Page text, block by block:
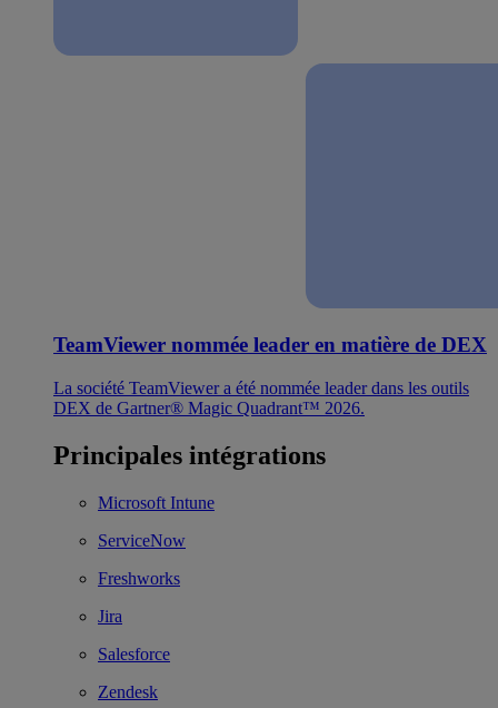
TeamViewer nommée leader en matière de DEX
La société TeamViewer a été nommée leader dans les outils
DEX de Gartner® Magic Quadrant™ 2026.
Principales intégrations
Microsoft Intune
ServiceNow
Freshworks
Jira
Salesforce
Zendesk